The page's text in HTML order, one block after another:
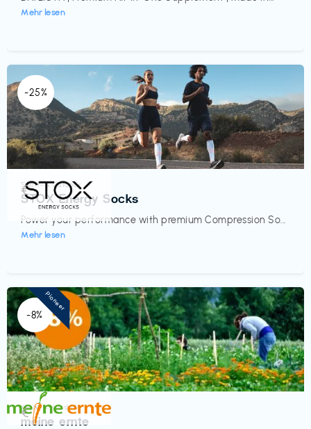
Mehr lesen
-25%
Sport- & Outdoor
STOX Energy Socks
Power your performance with premium Compression So...
Mehr lesen
€‎
-8%
Küche & Haushalt
meine ernte
€‎
Pioneer